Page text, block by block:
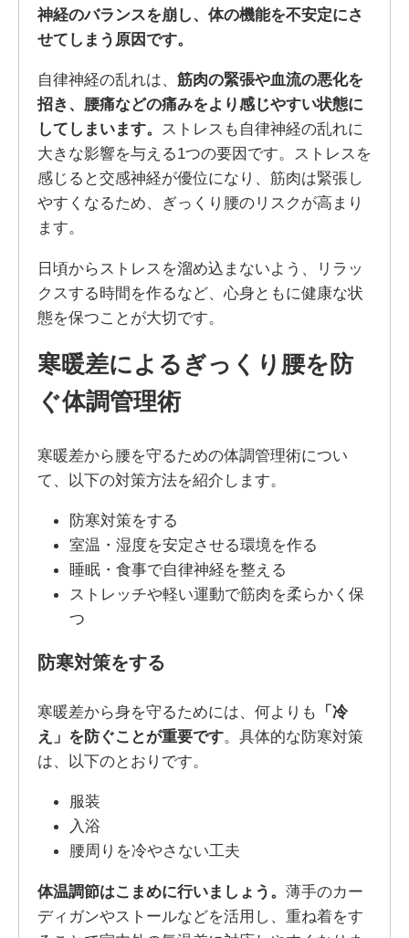
神経のバランスを崩し、体の機能を不安定にさ
せてしまう原因です。
自律神経の乱れは、 筋肉の緊張や血流の悪化を
招き、腰痛などの痛みをより感じやすい状態に
してしまいます。 ストレスも自律神経の乱れに
大きな影響を与える1つの要因です。ストレスを
感じると交感神経が優位になり、筋肉は緊張し
やすくなるため、ぎっくり腰のリスクが高まり
ます。
日頃からストレスを溜め込まないよう、リラッ
クスする時間を作るなど、心身ともに健康な状
態を保つことが大切です。
寒暖差によるぎっくり腰を防
ぐ体調管理術
寒暖差から腰を守るための体調管理術につい
て、以下の対策方法を紹介します。
防寒対策をする
室温・湿度を安定させる環境を作る
睡眠・食事で自律神経を整える
ストレッチや軽い運動で筋肉を柔らかく保
つ
防寒対策をする
寒暖差から身を守るためには、何よりも 「冷
え」を防ぐことが重要です。具体的な防寒対策
は、以下のとおりです。
服装
入浴
腰周りを冷やさない工夫
体温調節はこまめに行いましょう。 薄手のカー
ディガンやストールなどを活用し、重ね着をす